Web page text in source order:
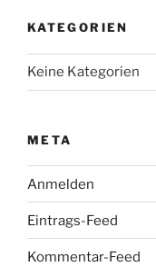
KATEGORIEN
Keine Kategorien
META
Anmelden
Eintrags-Feed
Kommentar-Feed